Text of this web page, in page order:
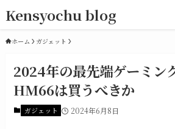
Kensyochu blog
ホーム ガジェット
2024年の最先端ゲーミン
HM66は買うべきか
ガジェット 2024年6月8日